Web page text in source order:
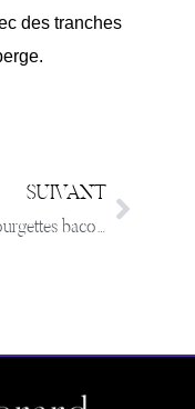
des tranches
SUIVANT
Cake courgettes bacon olive